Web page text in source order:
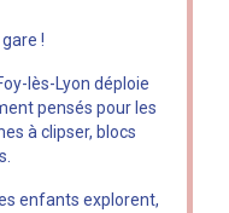
!
lès-Lyon déploie
pensés pour les
à clipser, blocs
enfants explorent,